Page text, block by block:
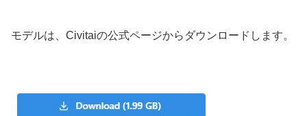
モデルは、Civitaiの公式ページからダウンロードします。